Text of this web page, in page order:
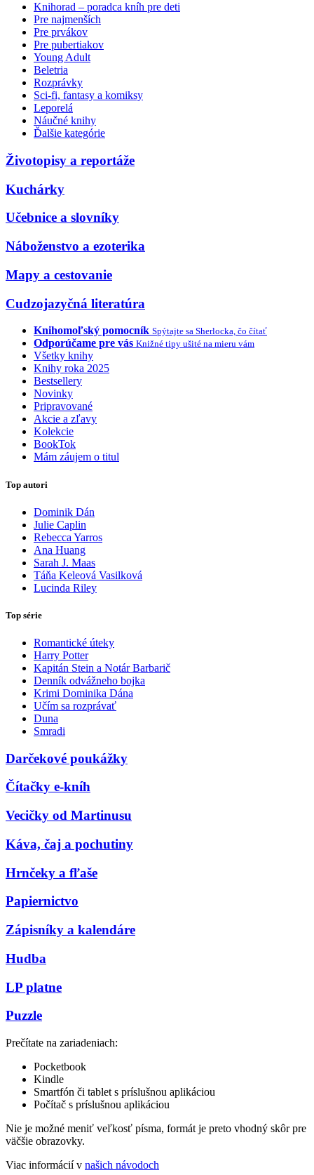
Knihorad – poradca kníh pre deti
Pre najmenších
Pre prvákov
Pre pubertiakov
Young Adult
Beletria
Rozprávky
Sci-fi, fantasy a komiksy
Leporelá
Náučné knihy
Ďalšie kategórie
Životopisy a reportáže
Kuchárky
Učebnice a slovníky
Náboženstvo a ezoterika
Mapy a cestovanie
Cudzojazyčná literatúra
Knihomoľský pomocník Spýtajte sa Sherlocka, čo čítať
Odporúčame pre vás Knižné tipy ušité na mieru vám
Všetky knihy
Knihy roka 2025
Bestsellery
Novinky
Pripravované
Akcie a zľavy
Kolekcie
BookTok
Mám záujem o titul
Top autori
Dominik Dán
Julie Caplin
Rebecca Yarros
Ana Huang
Sarah J. Maas
Táňa Keleová Vasilková
Lucinda Riley
Top série
Romantické úteky
Harry Potter
Kapitán Stein a Notár Barbarič
Denník odvážneho bojka
Krimi Dominika Dána
Učím sa rozprávať
Duna
Smradi
Darčekové poukážky
Čítačky e-kníh
Vecičky od Martinusu
Káva, čaj a pochutiny
Hrnčeky a fľaše
Papiernictvo
Zápisníky a kalendáre
Hudba
LP platne
Puzzle
Prečítate na zariadeniach:
Pocketbook
Kindle
Smartfón či tablet s príslušnou aplikáciou
Počítač s príslušnou aplikáciou
Nie je možné meniť veľkosť písma, formát je preto vhodný skôr pre
väčšie obrazovky.
Viac informácií v našich návodoch